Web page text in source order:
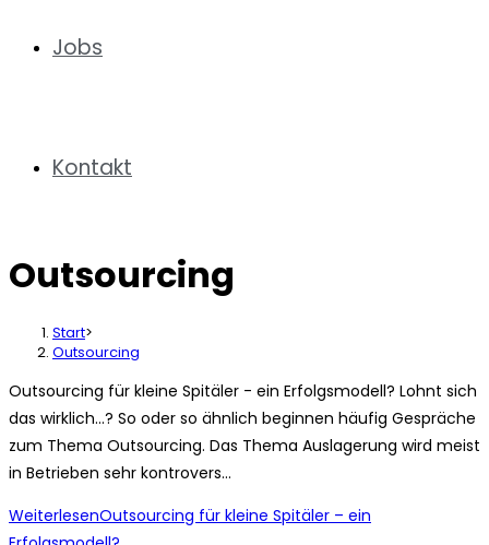
Jobs
Kontakt
Outsourcing
Start>
Outsourcing
Outsourcing für kleine Spitäler - ein Erfolgsmodell? Lohnt sich
das wirklich...? So oder so ähnlich beginnen häufig Gespräche
zum Thema Outsourcing. Das Thema Auslagerung wird meist
in Betrieben sehr kontrovers…
WeiterlesenOutsourcing für kleine Spitäler – ein